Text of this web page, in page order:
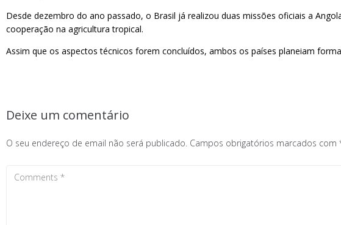
Desde dezembro do ano passado, o Brasil já realizou duas missões oficiais a
cooperação na agricultura tropical.
Assim que os aspectos técnicos forem concluídos, ambos os países planeiam
Deixe um comentário
O seu endereço de email não será publicado. Campos obrigatórios marcados com